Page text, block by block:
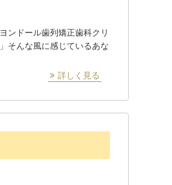
ンドール歯列矯正歯科クリ
そんな風に感じているあな
詳しく見る